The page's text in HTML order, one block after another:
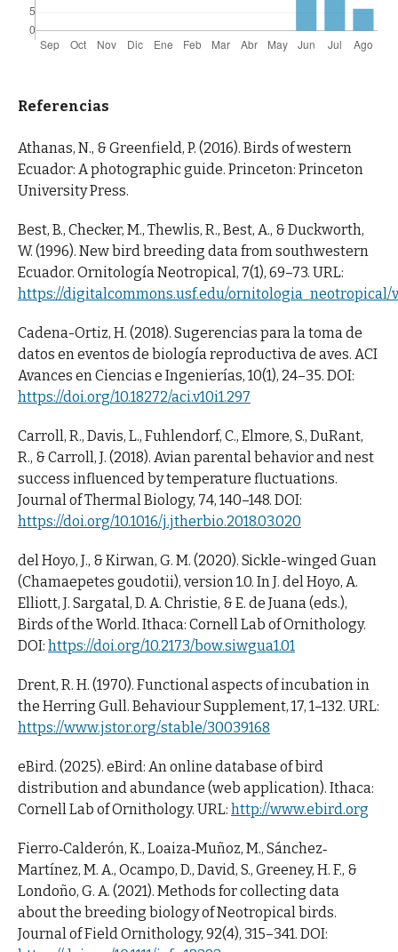
Referencias
Athanas, N., & Greenfield, P. (2016). Birds of western
Ecuador: A photographic guide. Princeton: Princeton
University Press.
Best, B., Checker, M., Thewlis, R., Best, A., & Duckworth,
W. (1996). New bird breeding data from southwestern
Ecuador. Ornitología Neotropical, 7(1), 69–73. URL:
https://digitalcommons.usf.edu/ornitologia_neotropical/
Cadena-Ortiz, H. (2018). Sugerencias para la toma de
datos en eventos de biología reproductiva de aves. ACI
Avances en Ciencias e Ingenierías, 10(1), 24–35. DOI:
https://doi.org/10.18272/aci.v10i1.297
Carroll, R., Davis, L., Fuhlendorf, C., Elmore, S., DuRant,
R., & Carroll, J. (2018). Avian parental behavior and nest
success influenced by temperature fluctuations.
Journal of Thermal Biology, 74, 140–148. DOI:
https://doi.org/10.1016/j.jtherbio.2018.03.020
del Hoyo, J., & Kirwan, G. M. (2020). Sickle-winged Guan
(Chamaepetes goudotii), version 1.0. In J. del Hoyo, A.
Elliott, J. Sargatal, D. A. Christie, & E. de Juana (eds.),
Birds of the World. Ithaca: Cornell Lab of Ornithology.
DOI: https://doi.org/10.2173/bow.siwgua1.01
Drent, R. H. (1970). Functional aspects of incubation in
the Herring Gull. Behaviour Supplement, 17, 1–132. URL:
https://www.jstor.org/stable/30039168
eBird. (2025). eBird: An online database of bird
distribution and abundance (web application). Ithaca:
Cornell Lab of Ornithology. URL: http://www.ebird.org
Fierro‐Calderón, K., Loaiza‐Muñoz, M., Sánchez‐
Martínez, M. A., Ocampo, D., David, S., Greeney, H. F., &
Londoño, G. A. (2021). Methods for collecting data
about the breeding biology of Neotropical birds.
Journal of Field Ornithology, 92(4), 315–341. DOI: